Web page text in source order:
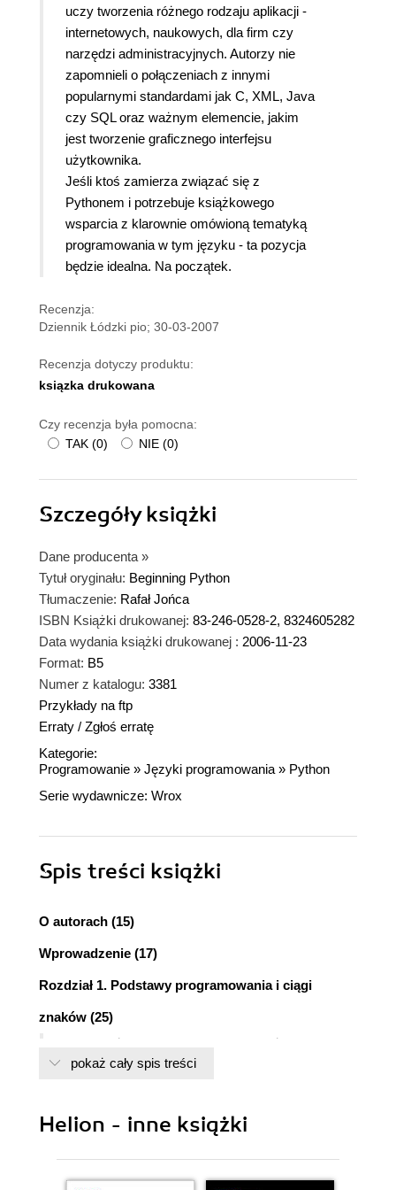
uczy tworzenia różnego rodzaju aplikacji -
internetowych, naukowych, dla firm czy
narzędzi administracyjnych. Autorzy nie
zapomnieli o połączeniach z innymi
popularnymi standardami jak C, XML, Java
czy SQL oraz ważnym elemencie, jakim
jest tworzenie graficznego interfejsu
użytkownika.
Jeśli ktoś zamierza związać się z
Pythonem i potrzebuje książkowego
wsparcia z klarownie omówioną tematyką
programowania w tym języku - ta pozycja
będzie idealna. Na początek.
Recenzja:
Dziennik Łódzki pio; 30-03-2007
Recenzja dotyczy produktu:
ksiązka drukowana
Czy recenzja była pomocna:
TAK (0) NIE (0)
Szczegółyksiążki
Dane producenta »
Tytuł oryginału: Beginning Python
Tłumaczenie: Rafał Jońca
ISBN Książki drukowanej: 83-246-0528-2, 8324605282
Data wydania książki drukowanej : 2006-11-23
Format: B5
Numer z katalogu: 3381
Przykłady na ftp
Erraty / Zgłoś erratę
Kategorie:
Programowanie » Języki programowania » Python
Serie wydawnicze: Wrox
Spis treści książki
O autorach (15)
Wprowadzenie (17)
Rozdział 1. Podstawy programowania i ciągi
znaków (25)
Czym różni się programowanie od używania
komputera? (25)
Programowanie podąża za zmianami (27)
pokaż cały spis treści
Helion - inne książki